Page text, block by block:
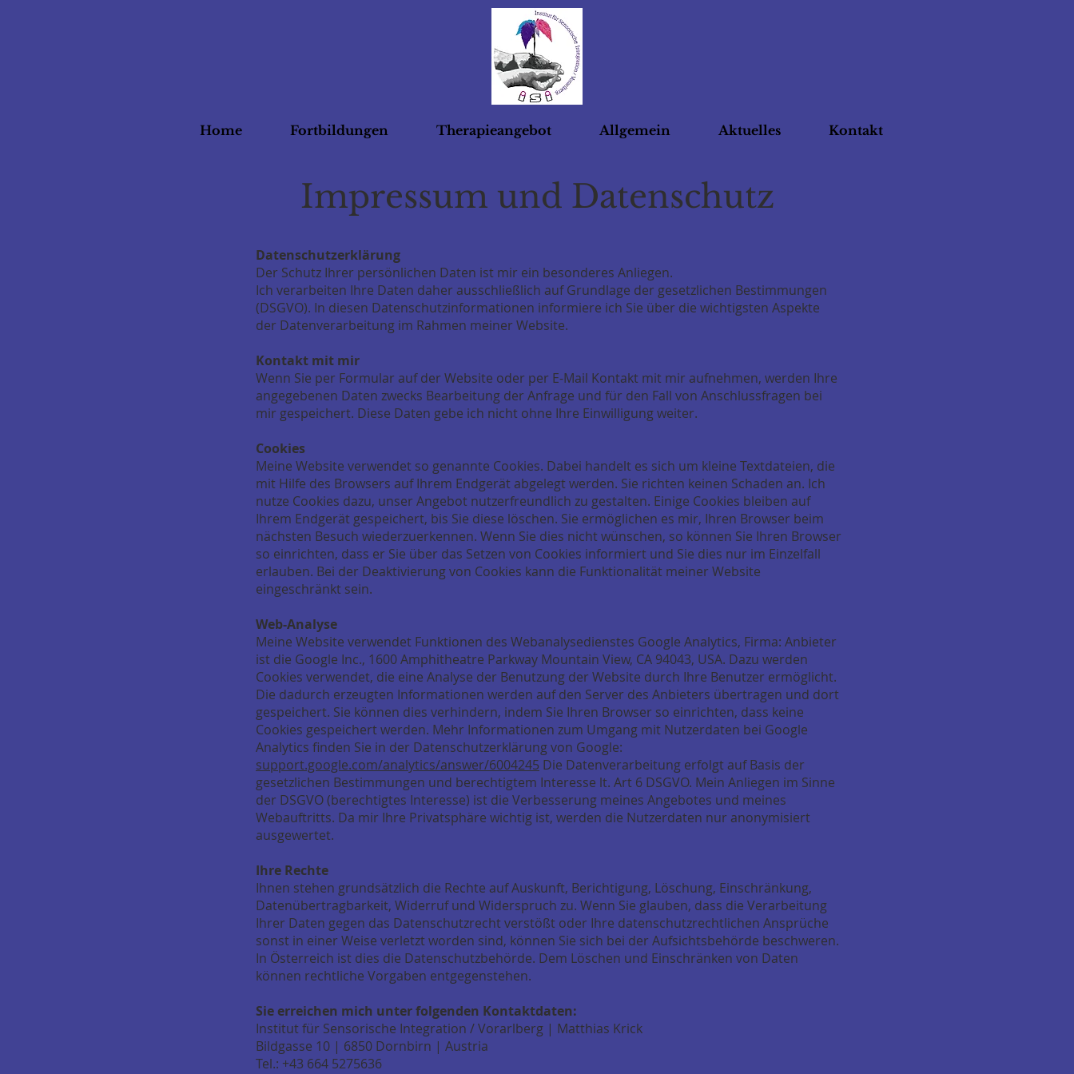
Home Fortbildungen Therapieangebot Allgemein Aktuelles Kontakt
Impressum und Datenschutz
Datenschutzerklärung
Der Schutz Ihrer persönlichen Daten ist mir ein besonderes Anliegen.
Ich verarbeiten Ihre Daten daher ausschließlich auf Grundlage der gesetzlichen Bestimmungen
(DSGVO). In diesen Datenschutzinformationen informiere ich Sie über die wichtigsten Aspekte
der Datenverarbeitung im Rahmen meiner Website.
Kontakt mit mir
Wenn Sie per Formular auf der Website oder per E-Mail Kontakt mit mir aufnehmen, werden Ihre
angegebenen Daten zwecks Bearbeitung der Anfrage und für den Fall von Anschlussfragen bei
mir gespeichert. Diese Daten gebe ich nicht ohne Ihre Einwilligung weiter.
Cookies
Meine Website verwendet so genannte Cookies. Dabei handelt es sich um kleine Textdateien, die
mit Hilfe des Browsers auf Ihrem Endgerät abgelegt werden. Sie richten keinen Schaden an. Ich
nutze Cookies dazu, unser Angebot nutzerfreundlich zu gestalten. Einige Cookies bleiben auf
Ihrem Endgerät gespeichert, bis Sie diese löschen. Sie ermöglichen es mir, Ihren Browser beim
nächsten Besuch wiederzuerkennen. Wenn Sie dies nicht wünschen, so können Sie Ihren Browser
so einrichten, dass er Sie über das Setzen von Cookies informiert und Sie dies nur im Einzelfall
erlauben. Bei der Deaktivierung von Cookies kann die Funktionalität meiner Website
eingeschränkt sein.
Web-Analyse
Meine Website verwendet Funktionen des Webanalysedienstes Google Analytics, Firma: Anbieter
ist die Google Inc., 1600 Amphitheatre Parkway Mountain View, CA 94043, USA. Dazu werden
Cookies verwendet, die eine Analyse der Benutzung der Website durch Ihre Benutzer ermöglicht.
Die dadurch erzeugten Informationen werden auf den Server des Anbieters übertragen und dort
gespeichert. Sie können dies verhindern, indem Sie Ihren Browser so einrichten, dass keine
Cookies gespeichert werden. Mehr Informationen zum Umgang mit Nutzerdaten bei Google
Analytics finden Sie in der Datenschutzerklärung von Google:
support.google.com/analytics/answer/6004245 Die Datenverarbeitung erfolgt auf Basis der
gesetzlichen Bestimmungen und berechtigtem Interesse lt. Art 6 DSGVO. Mein Anliegen im Sinne
der DSGVO (berechtigtes Interesse) ist die Verbesserung meines Angebotes und meines
Webauftritts. Da mir Ihre Privatsphäre wichtig ist, werden die Nutzerdaten nur anonymisiert
ausgewertet.
Ihre Rechte
Ihnen stehen grundsätzlich die Rechte auf Auskunft, Berichtigung, Löschung, Einschränkung,
Datenübertragbarkeit, Widerruf und Widerspruch zu. Wenn Sie glauben, dass die Verarbeitung
Ihrer Daten gegen das Datenschutzrecht verstößt oder Ihre datenschutzrechtlichen Ansprüche
sonst in einer Weise verletzt worden sind, können Sie sich bei der Aufsichtsbehörde beschweren.
In Österreich ist dies die Datenschutzbehörde. Dem Löschen und Einschränken von Daten
können rechtliche Vorgaben entgegenstehen.
Sie erreichen mich unter folgenden Kontaktdaten:
Institut für Sensorische Integration / Vorarlberg | Matthias Krick
Bildgasse 10 | 6850 Dornbirn | Austria
Tel.: +43 664 5275636